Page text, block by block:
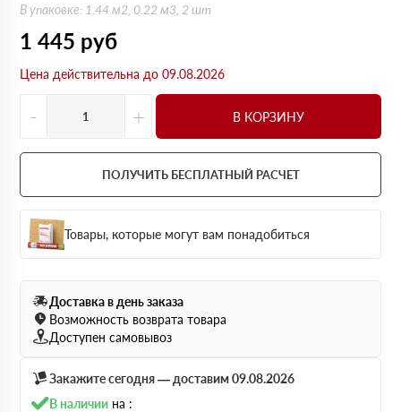
В упаковке: 1.44 м2, 0.22 м3, 2 шт
1 445 руб
Цена действительна до 09.08.2026
- + В КОРЗИНУ
ПОЛУЧИТЬ БЕСПЛАТНЫЙ РАСЧЕТ
Товары, которые могут вам понадобиться
Доставка в день заказа
Возможность возврата товара
Доступен самовывоз
Закажите сегодня — доставим 09.08.2026
В наличии на :